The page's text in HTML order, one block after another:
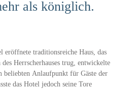
als königlich.
eröffnete traditionsreiche Haus, das
Herrscherhauses trug, entwickelte
beliebten Anlaufpunkt für Gäste der
das Hotel jedoch seine Tore